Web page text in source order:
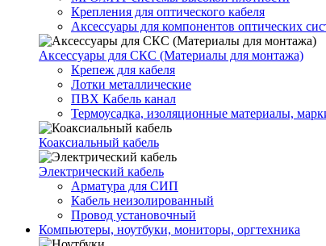
Крепления для оптического кабеля
Аксессуары для компонентов оптических
Аксессуары для СКС (Материалы для монтажа)
Крепеж для кабеля
Лотки металлические
ПВХ Кабель канал
Термоусадка, изоляционные материалы,
Коаксиальный кабель
Электрический кабель
Арматура для СИП
Кабель неизолированный
Провод установочный
Компьютеры, ноутбуки, мониторы, оргтехника